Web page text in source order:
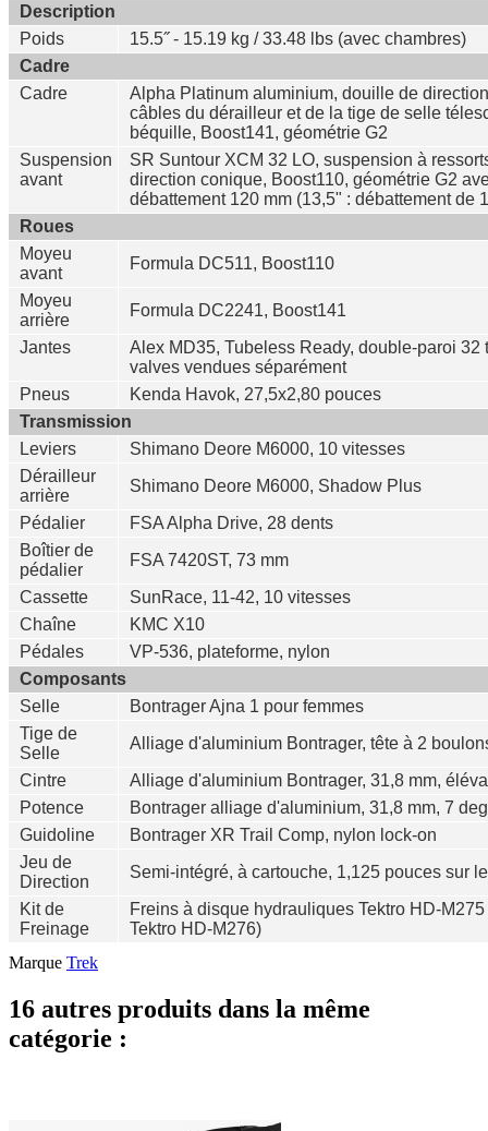
Description
Poids
15.5˝ - 15.19 kg / 33.48 lbs (avec chambres)
Cadre
Cadre
Alpha Platinum aluminium, douille de
câbles du dérailleur et de la tige de selle
béquille, Boost141, géométrie G2
Suspension
avant
SR Suntour XCM 32 LO, suspension à
direction conique, Boost110, géométrie G2
débattement 120 mm (13,5" : débattement de
Roues
Moyeu
avant
Formula DC511, Boost110
Moyeu
arrière
Formula DC2241, Boost141
Jantes
Alex MD35, Tubeless Ready, double-paroi
valves vendues séparément
Pneus
Kenda Havok, 27,5x2,80 pouces
Transmission
Leviers
Shimano Deore M6000, 10 vitesses
Dérailleur
arrière
Shimano Deore M6000, Shadow Plus
Pédalier
FSA Alpha Drive, 28 dents
Boîtier de
pédalier
FSA 7420ST, 73 mm
Cassette
SunRace, 11-42, 10 vitesses
Chaîne
KMC X10
Pédales
VP-536, plateforme, nylon
Composants
Selle
Bontrager Ajna 1 pour femmes
Tige de
Selle
Alliage d'aluminium Bontrager, tête à 2
Cintre
Alliage d'aluminium Bontrager, 31,8 mm,
Potence
Bontrager alliage d'aluminium, 31,8 mm, 7
Guidoline
Bontrager XR Trail Comp, nylon lock-on
Jeu de
Direction
Semi-intégré, à cartouche, 1,125 pouces sur
Kit de
Freinage
Freins à disque hydrauliques Tektro HD-
Tektro HD-M276)
Marque Trek
16 autres produits dans la même
catégorie :